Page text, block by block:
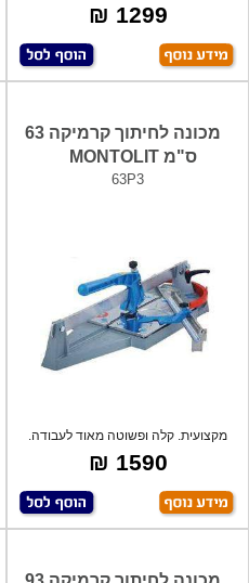
לעבוד
1299 ₪
מכונה לחיתוך קרמיקה 63
ס"מ MONTOLIT
63P3
מקצועית. קלה ופשוטה מאוד לעבודה.
לעבוד
1590 ₪